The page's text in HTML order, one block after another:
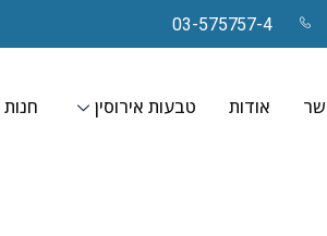
03-575757-4
אודות טבעות אירוסין חנות